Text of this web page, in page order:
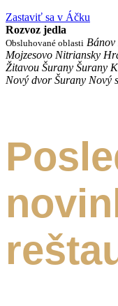
Zastaviť sa v Áčku
Rozvoz jedla
Obsluhované oblasti Bánov
Mojzesovo Nitriansky
Žitavou Šurany Šurany
Nový dvor Šurany Nový